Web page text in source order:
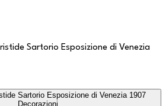
Sartorio Esposizione di Venezia